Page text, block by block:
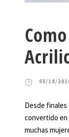
05/18/
Desde finales
convertido en
muchas